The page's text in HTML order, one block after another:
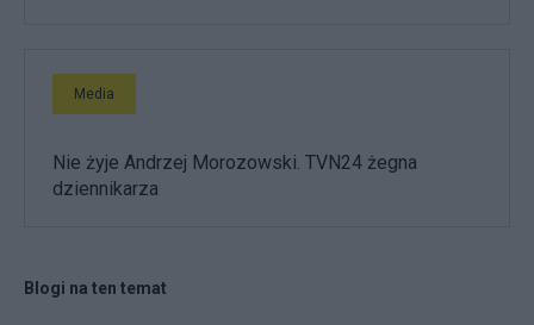
Media
Nie żyje Andrzej Morozowski. TVN24 żegna
dziennikarza
Blogi na ten temat